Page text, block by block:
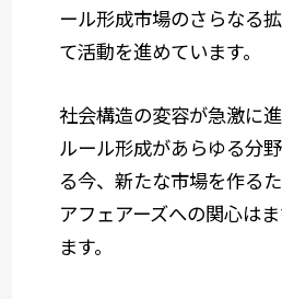
ール形成市場のさらなる
て活動を進めています。
社会構造の変容が急激に
ルール形成があらゆる分
る今、新たな市場を作る
アフェアーズへの関心は
ます。